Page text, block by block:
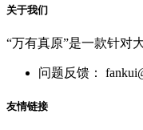
关于我们
“万有真原”是一款针对
问题反馈：
友情链接